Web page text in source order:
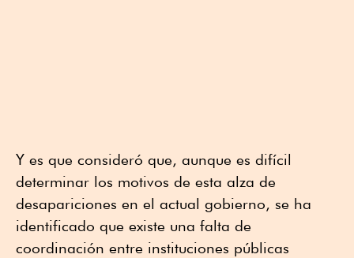
Y es que consideró que, aunque es difícil
determinar los motivos de esta alza de
desapariciones en el actual gobierno, se ha
identificado que existe una falta de
coordinación entre instituciones públicas